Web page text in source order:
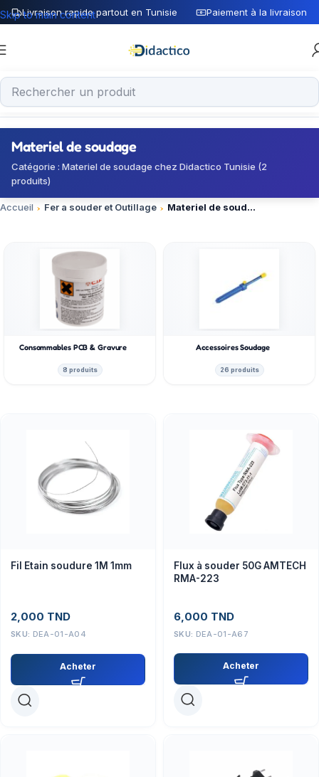
Livraison rapide partout en Tunisie Paiement à la livraison
Skip to main content
Materiel de soudage
Catégorie : Materiel de soudage chez Didactico Tunisie (2
produits)
Accueil Fer a souder et Outillage Materiel de soudage
Consommables PCB & Gravure
8 produits
Accessoires Soudage
26 produits
Fil Etain soudure 1M 1mm
2,000 TND
SKU: DEA-01-A04
Acheter
Flux à souder 50G AMTECH
RMA-223
6,000 TND
SKU: DEA-01-A67
Acheter